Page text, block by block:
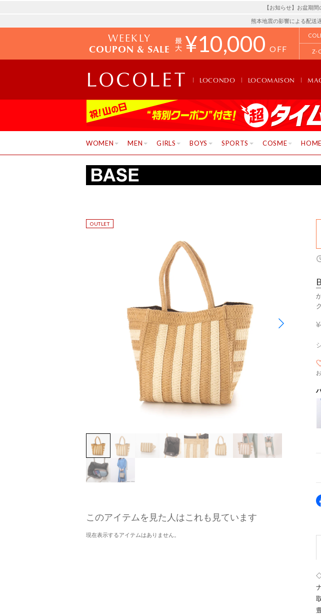
【お知らせ】お盆期
熊本地震の影響による配送
WEEKLY
COUPON & SALE ¥10,000 OFF Z-
LOCONDO LOCOMAISON
WOMEN MEN GIRLS BOYS SPORTS COSME HOME
このアイテムを見た人はこれも見ています
現在表示するアイテムはありません。
◇